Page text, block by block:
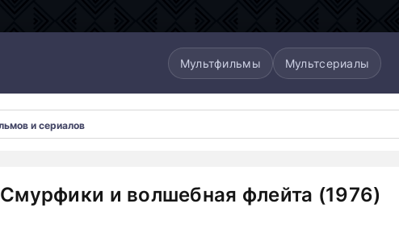
Мультфильмы Мультсериалы
Смурфики и волшебная флейта (1976)